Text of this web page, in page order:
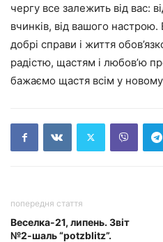
чергу все залежить від вас:
вчинків, від вашого настрою.
добрі справи і життя
радістю, щастям і любов’ю
бажаємо щастя всім у
попередня стаття
Веселка-21, липень. Звіт
№2-шаль “potzblitz”.